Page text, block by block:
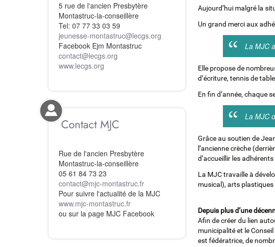
Aujourd’hui malgré la
Un grand merci aux
La MJC
Elle propose de
d’écriture, tennis de
En fin d’année, chaque
La MJC
Grâce au soutien de
l’ancienne crèche
d’accueillir les
La MJC travaille à
musical), arts
Depuis plus d’une
Afin de créer du lien
municipalité et le
est fédératrice, de
5 rue de l'ancien Presbytère
Montastruc-la-conseillère
Tel: 07 77 33 03 59
jeunesse-montastruc@lecgs.org
Facebook Ejm Montastruc
contact@lecgs.org
www.lecgs.org
Contact MJC
Rue de l'ancien Presbytère
Montastruc-la-conseillère
05 61 84 73 23
contact@mjc-montastruc.fr
Pour suivre l'actualité de la MJC
www.mjc-montastruc.fr
ou sur la page MJC Facebook